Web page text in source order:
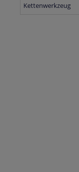
Kettenwerkzeug